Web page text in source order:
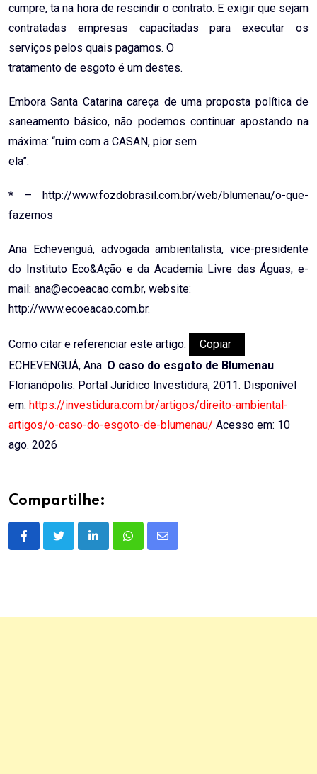
cumpre, ta na hora de rescindir o contrato. E exigir que sejam
contratadas empresas capacitadas para executar os
serviços pelos quais pagamos. O
tratamento de esgoto é um destes.
Embora Santa Catarina careça de uma proposta política de
saneamento básico, não podemos continuar apostando na
máxima: “ruim com a CASAN, pior sem
ela”.
* – http://www.fozdobrasil.com.br/web/blumenau/o-que-
fazemos
Ana Echevenguá, advogada ambientalista, vice-presidente
do Instituto Eco&Ação e da Academia Livre das Águas, e-
mail: ana@ecoeacao.com.br, website:
http://www.ecoeacao.com.br.
Como citar e referenciar este artigo:
Copiar
ECHEVENGUÁ, Ana. O caso do esgoto de Blumenau.
Florianópolis: Portal Jurídico Investidura, 2011. Disponível
em: https://investidura.com.br/artigos/direito-ambiental-
artigos/o-caso-do-esgoto-de-blumenau/ Acesso em: 10
ago. 2026
Compartilhe:
LinkedInWhatsappShare